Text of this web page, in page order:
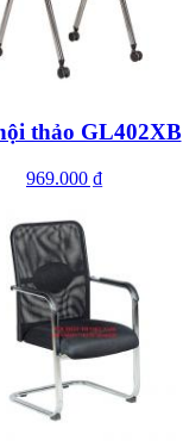
thảo GL402XB
969.000 ₫